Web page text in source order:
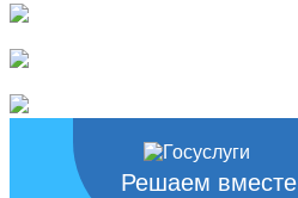
Решаем вместе